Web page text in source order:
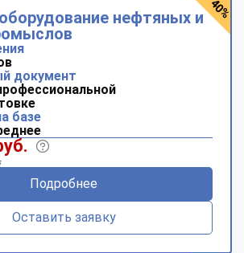
нефтяных и
документ
базе
Подробнее
Оставить заявку